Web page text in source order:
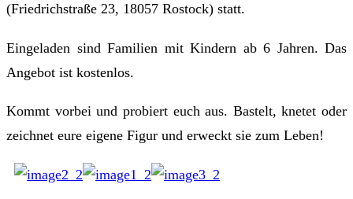
(Friedrichstraße 23, 18057 Rostock) statt.
Eingeladen sind Familien mit Kindern ab 6 Jahren. Das
Angebot ist kostenlos.
Kommt vorbei und probiert euch aus. Bastelt, knetet oder
zeichnet eure eigene Figur und erweckt sie zum Leben!